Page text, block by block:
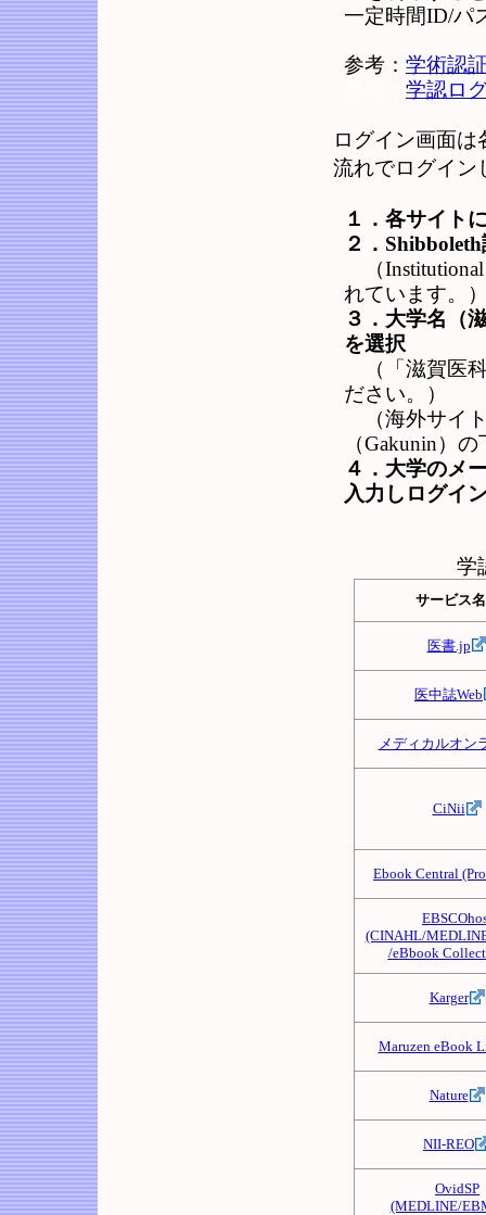
一定時間ID/パ
参考： 学術認
学認ロ
ログイン画面
流れでログイン
１．各サイト
２．
（
れています。
３．大学名（
を選択
（「滋賀医
ださい。）
（海外サイト
（Gakunin）
４．大学のメ
入力しログイ
学
サービス
医書.jp
医中誌Web
メディカルオン
CiNii
Ebook Central
(CINAHL/
/eBbook
Karger
Maruzen eBook
Nature
NII-REO
OvidSP
(MEDLINE/